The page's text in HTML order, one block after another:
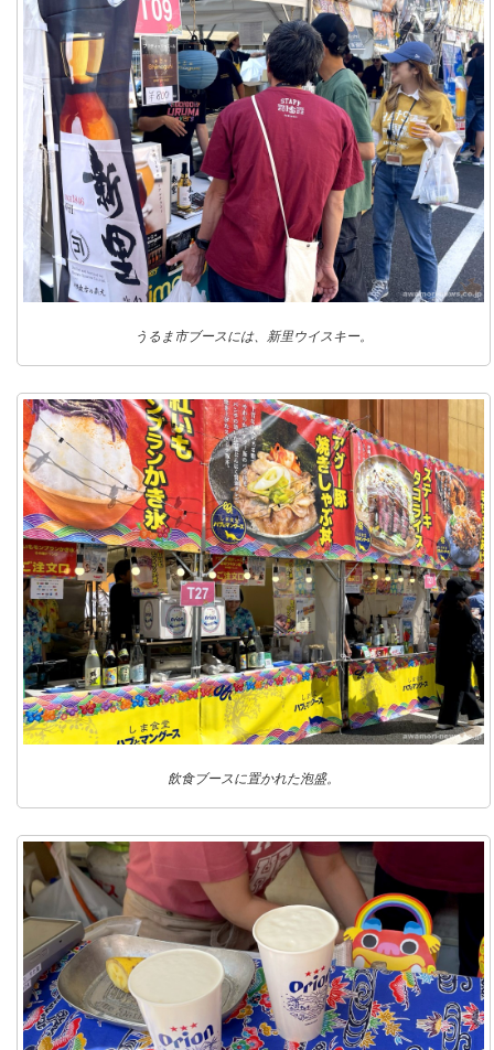
うるま市ブースには、新里ウイスキー。
飲食ブースに置かれた泡盛。